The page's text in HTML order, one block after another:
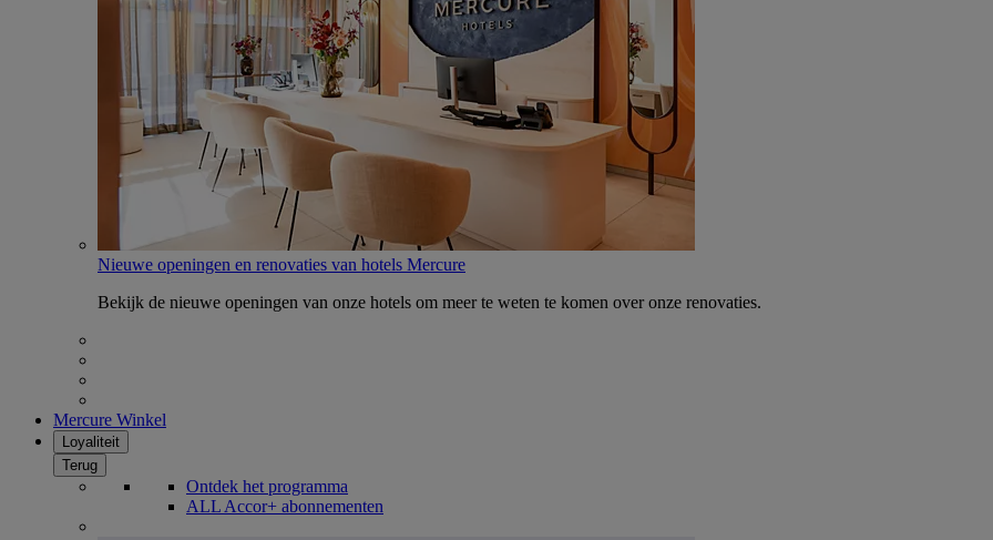
Nieuwe openingen en renovaties van hotels Mercure
Bekijk de nieuwe openingen van onze hotels om meer te weten te komen over onze renovaties.
Mercure Winkel
Loyaliteit
Terug
Ontdek het programma
ALL Accor+ abonnementen